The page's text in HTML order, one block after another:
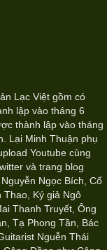
Lạc Việt gồm có
lập vào tháng 6
thành lập vào tháng
Lại Minh Thuận phụ
Youtube cùng
và trang blog
Ngọc Bích, Cố
Thao, Ký giả Ngô
Thanh Truyết, Ông
Tạ Phong Tần, Bác
Nguễn Thái